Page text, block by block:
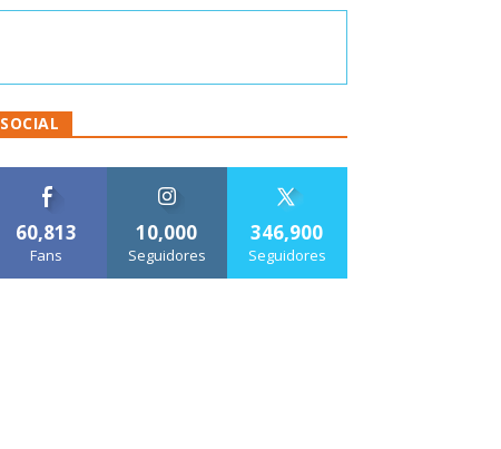
SOCIAL
60,813
Fans
10,000
Seguidores
346,900
Seguidores